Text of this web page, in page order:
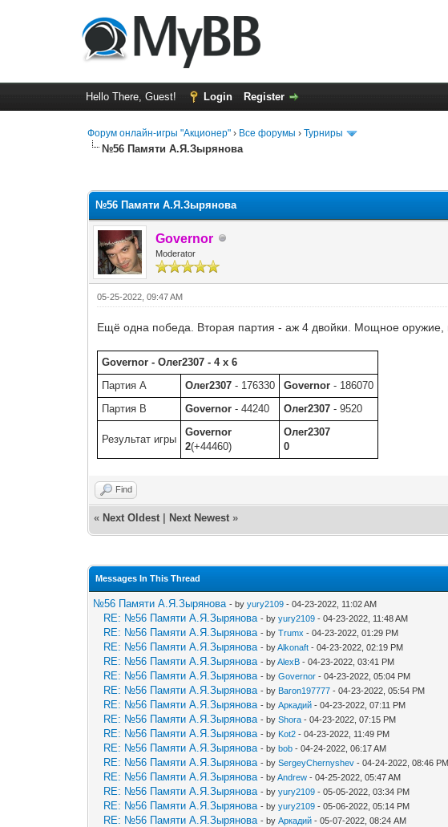
Hello There, Guest! Login Register
Форум онлайн-игры "Акционер" › Все форумы ›Турниры
№56 Памяти А.Я.Зырянова
№56 Памяти А.Я.Зырянова
Governor
Moderator
05-25-2022, 09:47 AM
Ещё одна победа. Вторая партия - аж 4 двойки. Мощное оружие,
Governor - Олег2307 - 4 x 6
Партия A
Олег2307 - 176330 Governor - 186070
Партия B
Governor - 44240 Олег2307 - 9520
Результат игры
Governor
2(+44460)
Олег2307
0
Find
« Next Oldest Next Newest »
Messages In This Thread
№56 Памяти А.Я.Зырянова - byyury2109 - 04-23-2022, 11:02 AM
RE: №56 Памяти А.Я.Зырянова - byyury2109 - 04-23-2022, 11:48 AM
RE: №56 Памяти А.Я.Зырянова - byTrumx - 04-23-2022, 01:29 PM
RE: №56 Памяти А.Я.Зырянова - byAlkonaft - 04-23-2022, 02:19 PM
RE: №56 Памяти А.Я.Зырянова - byAlexB - 04-23-2022, 03:41 PM
RE: №56 Памяти А.Я.Зырянова - byGovernor - 04-23-2022, 05:04 PM
RE: №56 Памяти А.Я.Зырянова - by Baron197777 - 04-23-2022, 05:54 PM
RE: №56 Памяти А.Я.Зырянова - byАркадий - 04-23-2022, 07:11 PM
RE: №56 Памяти А.Я.Зырянова - byShora - 04-23-2022, 07:15 PM
RE: №56 Памяти А.Я.Зырянова - by Kot2 - 04-23-2022, 11:49 PM
RE: №56 Памяти А.Я.Зырянова - bybob - 04-24-2022, 06:17 AM
RE: №56 Памяти А.Я.Зырянова - bySergeyChernyshev - 04-24-2022, 08:46 PM
RE: №56 Памяти А.Я.Зырянова - byAndrew - 04-25-2022, 05:47 AM
RE: №56 Памяти А.Я.Зырянова - byyury2109 - 05-05-2022, 03:34 PM
RE: №56 Памяти А.Я.Зырянова - byyury2109 - 05-06-2022, 05:14 PM
RE: №56 Памяти А.Я.Зырянова - byАркадий - 05-07-2022, 08:24 AM